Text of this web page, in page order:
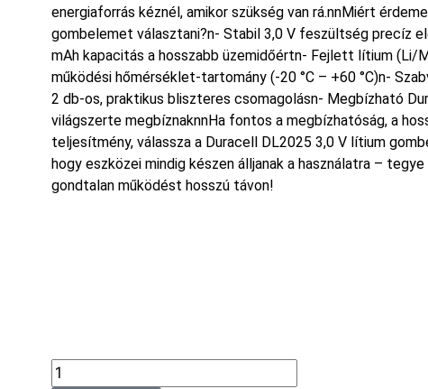
energiaforrás kéznél, amikor szükség van rá.nnMiért
gombelemet választani?n- Stabil 3,0 V feszültség precíz
mAh kapacitás a hosszabb üzemidőértn- Fejlett lítium (Li/
működési hőmérséklet-tartomány (-20 °C – +60 °C)n-
2 db-os, praktikus bliszteres csomagolásn- Megbízható
világszerte megbíznaknnHa fontos a megbízhatóság, a
teljesítmény, válassza a Duracell DL2025 3,0 V lítium
hogy eszközei mindig készen álljanak a használatra –
gondtalan működést hosszú távon!